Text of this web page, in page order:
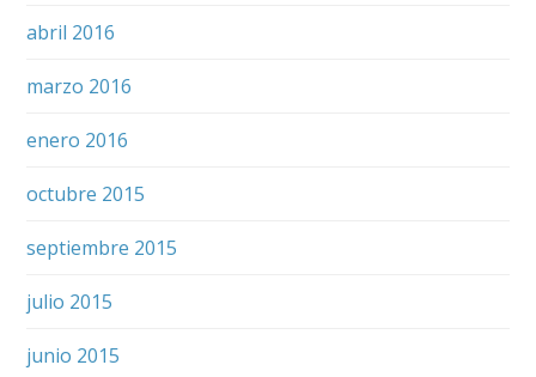
abril 2016
marzo 2016
enero 2016
octubre 2015
septiembre 2015
julio 2015
junio 2015